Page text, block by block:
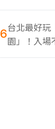
同框
6台北最好玩
園」！入場
幕Switch遊